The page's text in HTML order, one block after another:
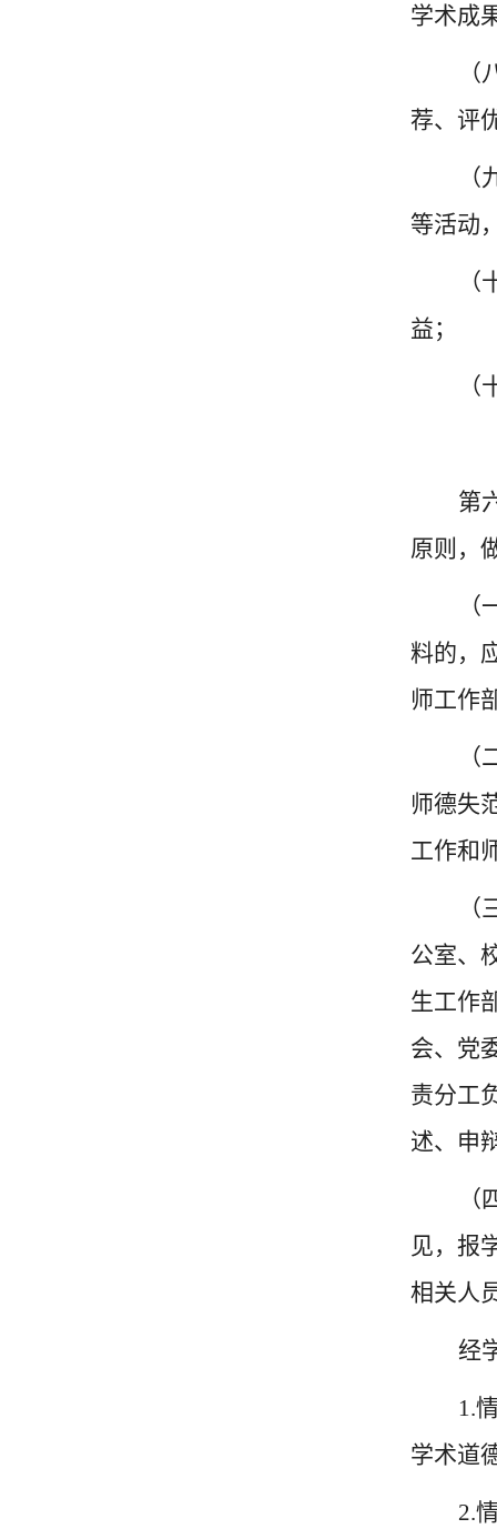
学术成
荐、评
等活动
益；
第
原则，
料的，
师工作
师德失
工作和
公室、
生工作
会、党
责分工
述、申
见，报
相关人
经
1.
学术道
2.